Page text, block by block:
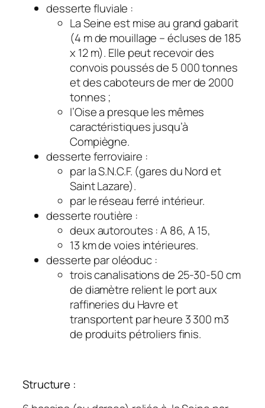
desserte fluviale :
La Seine est mise au grand gabarit
(4 m de mouillage – écluses de 185
x 12 m). Elle peut recevoir des
convois poussés de 5 000 tonnes
et des caboteurs de mer de 2000
tonnes ;
l’Oise a presque les mêmes
caractéristiques jusqu’à
Compiègne.
desserte ferroviaire :
par la S.N.C.F. (gares du Nord et
Saint Lazare).
par le réseau ferré intérieur.
desserte routière :
deux autoroutes : A 86, A 15,
13 km de voies intérieures.
desserte par oléoduc :
trois canalisations de 25-30-50 cm
de diamètre relient le port aux
raffineries du Havre et
transportent par heure 3 300 m3
de produits pétroliers finis.
Structure :